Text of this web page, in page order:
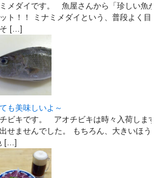
ダイです。 魚屋さんから「珍しい魚が
ト！！ ミナミメダイという、普段よく目
そ […]
も美味しいよ～
キです。 アオチビキは時々入荷します
せませんでした。 もちろん、大きいほう
[…]